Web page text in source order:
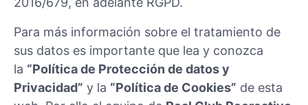
Para más información sobre el tratamiento de
sus datos es importante que lea y conozca
la “Política de Protección de datos y
Privacidad” y la “Política de Cookies” de esta